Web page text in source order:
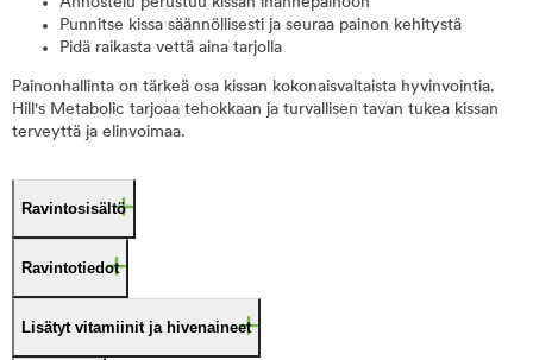
Punnitse kissa säännöllisesti ja seuraa painon kehitystä
Pidä raikasta vettä aina tarjolla
Painonhallinta on tärkeä osa kissan kokonaisvaltaista hyvinvointia.
Hill's Metabolic tarjoaa tehokkaan ja turvallisen tavan tukea kissan
terveyttä ja elinvoimaa.
Ravintosisältö
Ravintotiedot
Lisätyt vitamiinit ja hivenaineet